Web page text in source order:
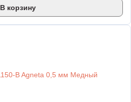
В корзину